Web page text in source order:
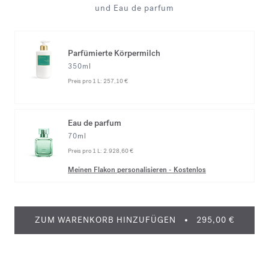
und Eau de parfum
Parfümierte Körpermilch
350ml
Preis pro 1 L: 257,10 €
Eau de parfum
70ml
Preis pro 1 L: 2.928,60 €
Meinen Flakon personalisieren - Kostenlos
ZUM WARENKORB HINZUFÜGEN 295,00 €